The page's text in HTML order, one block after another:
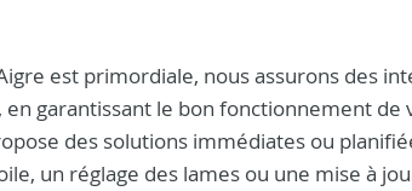
est primordiale, nous assurons des
garantissant le bon fonctionnement de
des solutions immédiates ou
un réglage des lames ou une mise à